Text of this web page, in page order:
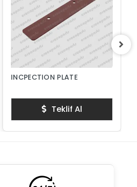
INCPECTION PLATE
Teklif Al